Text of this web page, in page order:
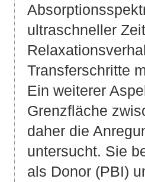
ultraschneller
Transferschritte
Ein weiterer
Grenzfläche
daher die
untersucht. Sie
als Donor (PBI)